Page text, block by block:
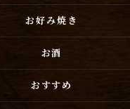
お好み焼き
お酒
おすすめ